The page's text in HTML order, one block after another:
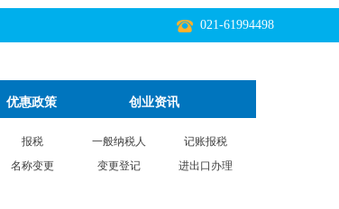
021-61994498
优惠政策 创业资讯
报税 一般纳税人
记账报税
名称变更 变更登记
进出口办理